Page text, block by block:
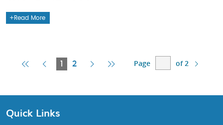
Read More
FirstPrevious
1
Current
2
Next Last
Page of 2
Quick Links